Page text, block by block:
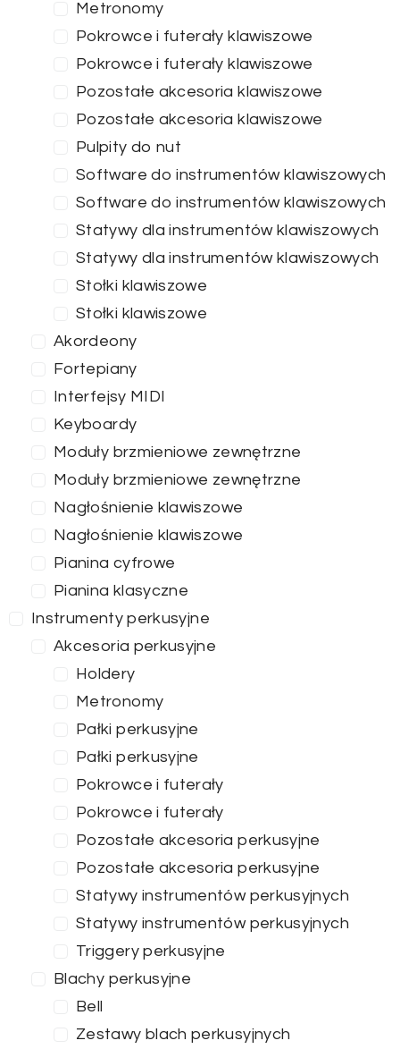
Metronomy
Pokrowce i futerały klawiszowe
Pokrowce i futerały klawiszowe
Pozostałe akcesoria klawiszowe
Pozostałe akcesoria klawiszowe
Pulpity do nut
Software do instrumentów klawiszowych
Software do instrumentów klawiszowych
Statywy dla instrumentów klawiszowych
Statywy dla instrumentów klawiszowych
Stołki klawiszowe
Stołki klawiszowe
Akordeony
Fortepiany
Interfejsy MIDI
Keyboardy
Moduły brzmieniowe zewnętrzne
Moduły brzmieniowe zewnętrzne
Nagłośnienie klawiszowe
Nagłośnienie klawiszowe
Pianina cyfrowe
Pianina klasyczne
Instrumenty perkusyjne
Akcesoria perkusyjne
Holdery
Metronomy
Pałki perkusyjne
Pałki perkusyjne
Pokrowce i futerały
Pokrowce i futerały
Pozostałe akcesoria perkusyjne
Pozostałe akcesoria perkusyjne
Statywy instrumentów perkusyjnych
Statywy instrumentów perkusyjnych
Triggery perkusyjne
Blachy perkusyjne
Bell
Zestawy blach perkusyjnych
Cena